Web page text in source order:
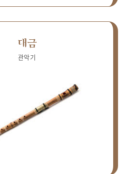
대금
관악기